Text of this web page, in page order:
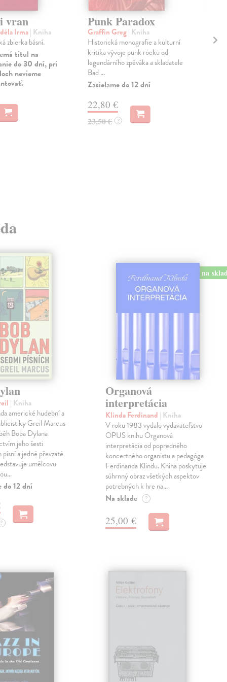
vran
Irma| Kniha
zbierka básní.
titul na
do 30 dní, pri
nevieme
Punk Paradox
Graffin Greg| Kniha
Historická monografie a kulturní
kritika vývoje punk rocku od
legendárního zpěváka a skladatele
Bad ...
Zasielame do 12 dní
22,80 €
23,50 € ?
| Kniha
americké hudební a
Greil Marcus
Boba Dylana
jeho šesti
a jedné převzaté
umělcovu
do 12 dní
?
na
Organová
interpretácia
Klinda Ferdinand | Kniha
V roku 1983 vydalo vydavateľstvo
OPUS knihu Organová
interpretácia od popredného
koncertného organistu a pedagóga
Ferdinanda Klindu. Kniha poskytuje
súhrnný obraz všetkých aspektov
potrebných k hre na…
Na sklade ?
25,00 €